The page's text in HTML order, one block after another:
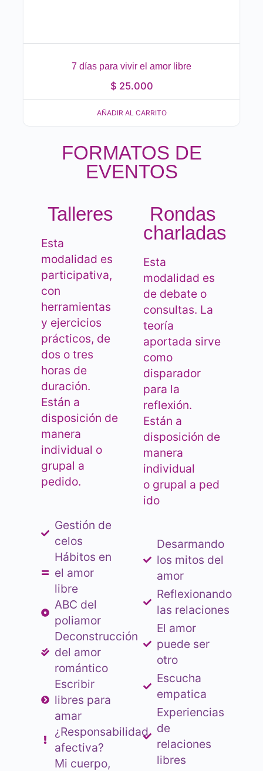
7 días para vivir el amor libre
$ 25.000
AÑADIR AL CARRITO
FORMATOS DE
EVENTOS
Talleres
Esta
modalidad es
participativa,
con
herramientas
y ejercicios
prácticos, de
dos o tres
horas de
duración.
Están a
disposición de
manera
individual o
grupal a
pedido.
Gestión de
celos
Hábitos en
el amor
libre
ABC del
poliamor
Deconstrucción
del amor
romántico
Escribir
libres para
amar
¿Responsabilidad
afectiva?
Mi cuerpo,
Rondas
charladas
Esta
modalidad es
de debate o
consultas. La
teoría
aportada sirve
como
disparador
para la
reflexión.
Están a
disposición de
manera
individual
o grupal a ped
ido
Desarmando
los mitos del
amor
Reflexionando
las relaciones
El amor
puede ser
otro
Escucha
empatica
Experiencias
de
relaciones
libres